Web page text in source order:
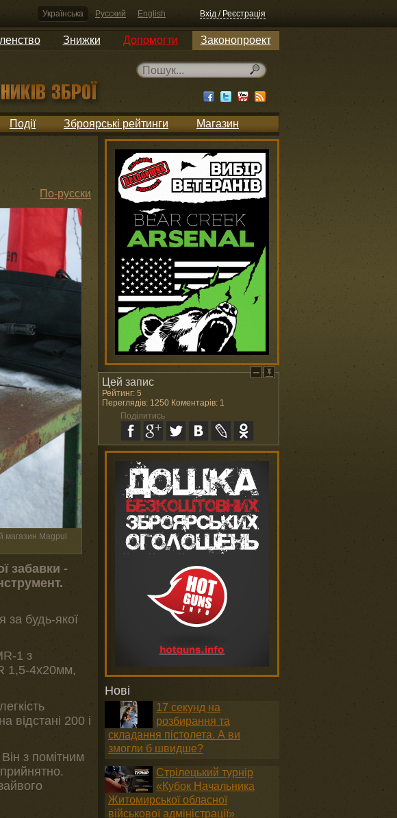
Українська Русский English Вхід / Реєстрація
Знижки Допомогти Законопроект
Події Зброярські рейтинги Магазин
По-русски
магазин Magpul
забавки -
за будь-якої
1 з
1,5-4х20мм,
відстані 200 і
з помітним
Нові
17 секунд на
розбирання та
складання пістолета. А ви
змогли б швидше?
Стрілецький турнір
«Кубок Начальника
Житомирської обласної
військової адміністрації»
Цей запис
Рейтинг: 5
Переглядів: 1250 Коментарів: 1
Поділитись